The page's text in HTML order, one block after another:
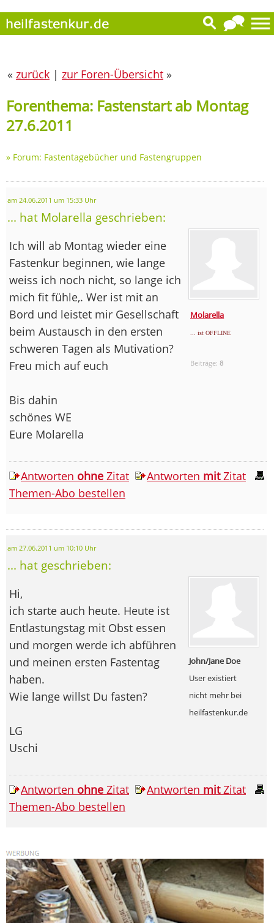
« zurück | zur Foren-Übersicht »
Forenthema: Fastenstart ab Montag
27.6.2011
» Forum: Fastentagebücher und Fastengruppen
am 24.06.2011 um 15:33 Uhr
... hat Molarella geschrieben:
Molarella
... ist OFFLINE
Beiträge:8
Ich will ab Montag wieder eine
Fastenkur beginnen, wie lange
weiss ich noch nicht, so lange ich
mich fit fühle,. Wer ist mit an
Bord und leistet mir Gesellschaft
beim Austausch in den ersten
schweren Tagen als Mutivation?
Freu mich auf euch
Bis dahin
schönes WE
Eure Molarella
Antworten ohne Zitat Antworten mitZitat
Themen-Abo bestellen
am 27.06.2011 um 10:10 Uhr
... hat geschrieben:
John/Jane Doe
User existiert
nicht mehr bei
heilfastenkur.de
Hi,
ich starte auch heute. Heute ist
Entlastungstag mit Obst essen
und morgen werde ich abführen
und meinen ersten Fastentag
haben.
Wie lange willst Du fasten?
LG
Uschi
Antworten ohne Zitat Antworten mitZitat
Themen-Abo bestellen